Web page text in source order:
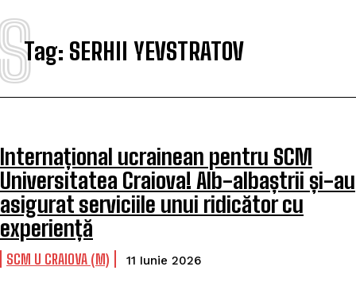
Tag: SERHII YEVSTRATOV
Internațional ucrainean pentru SCM
Universitatea Craiova! Alb-albaștrii și-au
asigurat serviciile unui ridicător cu
experiență
SCM U CRAIOVA (M) 11 Iunie 2026